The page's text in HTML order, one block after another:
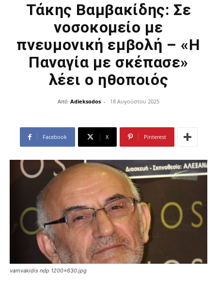
Τάκης Βαμβακίδης: Σε
νοσοκομείο με
πνευμονική εμβολή – «Η
Παναγία με σκέπασε»
λέει ο ηθοποιός
Από Adieksodos - 18 Αυγούστου 2025
Facebook X Pinterest
vamvakidis ndp 1200x630.jpg